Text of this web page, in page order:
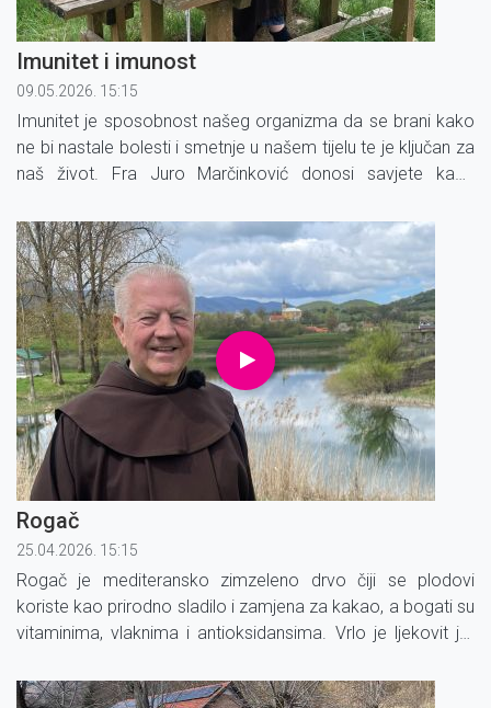
Imunitet i imunost
09.05.2026. 15:15
Imunitet je sposobnost našeg organizma da se brani kako
ne bi nastale bolesti i smetnje u našem tijelu te je ključan za
naš život. Fra Juro Marčinković donosi savjete kako
Rogač
25.04.2026. 15:15
Rogač je mediteransko zimzeleno drvo čiji se plodovi
koriste kao prirodno sladilo i zamjena za kakao, a bogati su
vitaminima, vlaknima i antioksidansima. Vrlo je ljekovit jer
ima protuupalna svojstva.